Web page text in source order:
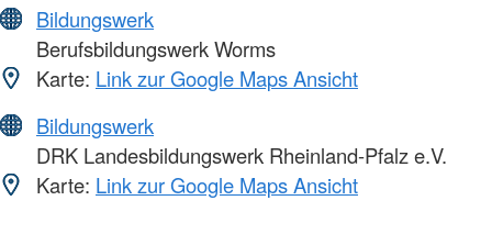
Bildungswerk
Berufsbildungswerk Worms
Karte: Link zur Google Maps Ansicht
Bildungswerk
DRK Landesbildungswerk Rheinland-Pfalz e.V.
Karte: Link zur Google Maps Ansicht